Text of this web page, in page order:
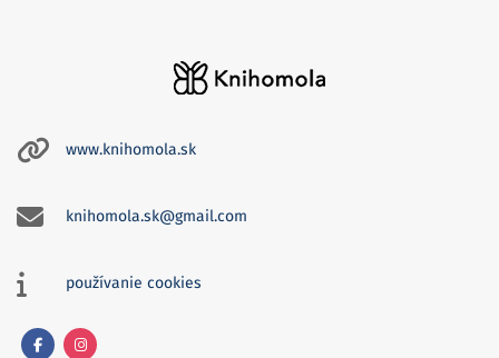
www.knihomola.sk
knihomola.sk@gmail.com
používanie cookies